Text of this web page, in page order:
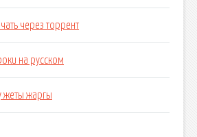
через торрент
на русском
жеты жаргы